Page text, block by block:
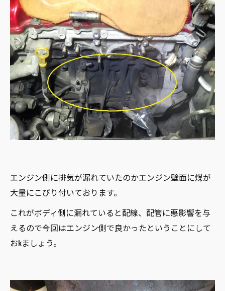
エンジン側に排気が漏れていたのかエンジン壁面に煤が
大量にこびり付いております。
これがボディ側に漏れていると配線、配管に悪影響を与
えるので今回はエンジン側で良かったということにして
おkましょう。